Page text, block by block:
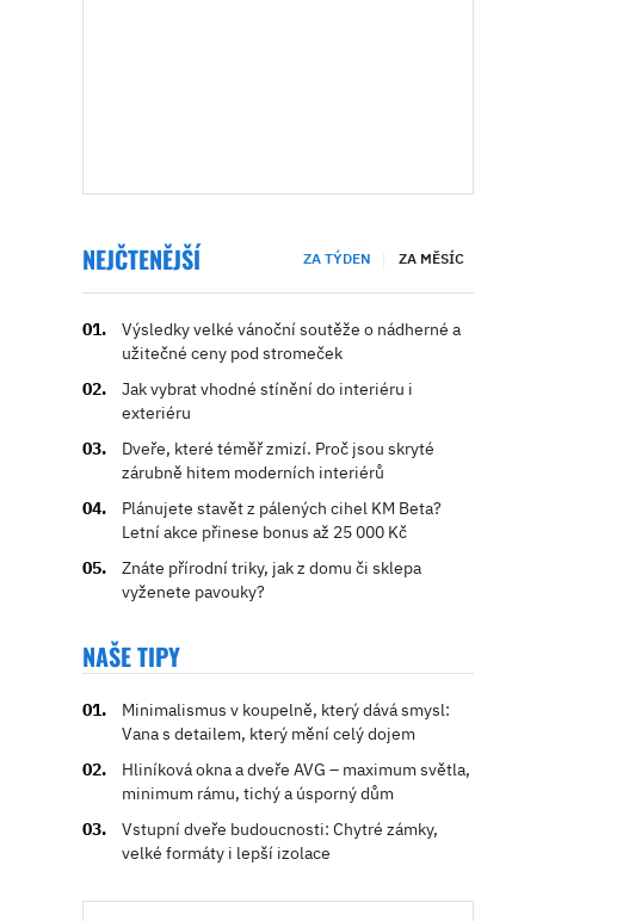
NEJČTENĚJŠÍ ZA TÝDEN ZA MĚSÍC
Výsledky velké vánoční soutěže o nádherné a
užitečné ceny pod stromeček
Jak vybrat vhodné stínění do interiéru i
exteriéru
Dveře, které téměř zmizí. Proč jsou skryté
zárubně hitem moderních interiérů
Plánujete stavět z pálených cihel KM Beta?
Letní akce přinese bonus až 25 000 Kč
Znáte přírodní triky, jak z domu či sklepa
vyženete pavouky?
NAŠE TIPY
Minimalismus v koupelně, který dává smysl:
Vana s detailem, který mění celý dojem
Hliníková okna a dveře AVG – maximum světla,
minimum rámu, tichý a úsporný dům
Vstupní dveře budoucnosti: Chytré zámky,
velké formáty i lepší izolace